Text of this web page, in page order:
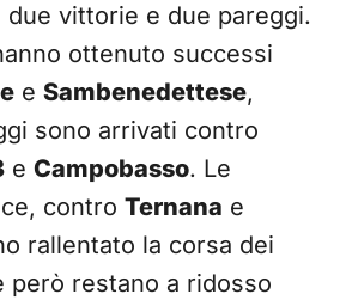
vittorie e due pareggi.
ottenuto successi
e Sambenedettese,
sono arrivati contro
e Campobasso. Le
contro Ternana e
rallentato la corsa dei
però restano a ridosso